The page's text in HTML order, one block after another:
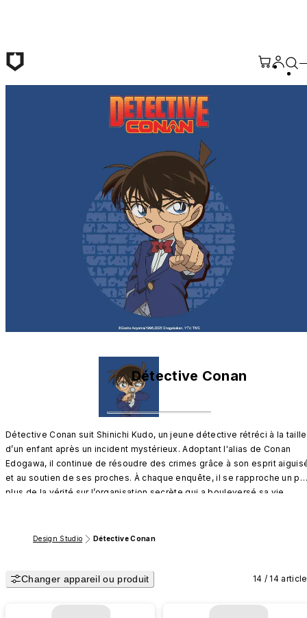
Détective Conan
Détective Conan suit Shinichi Kudo, un jeune détective rétréci à la taille
d’un enfant après un incident mystérieux. Adoptant l'alias de Conan
Edogawa, il continue de résoudre des crimes grâce à son esprit
et au soutien de ses proches. À chaque enquête, il se rapproche un
plus de la vérité sur l’organisation secrète qui a bouleversé sa vie.
mystères qui l’attendent !
Design Studio Détective Conan
Changer appareil ou produit 14 / 14